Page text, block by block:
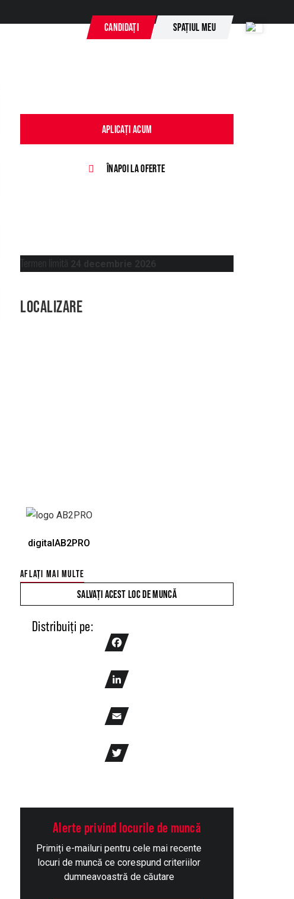
CANDIDAȚI SPAȚIUL MEU
APLICAȚI ACUM
ÎNAPOI LA OFERTE
Termen limită 24 decembrie 2026
LOCALIZARE
digitalAB2PRO
AFLAȚI MAI MULTE
SALVAȚI ACEST LOC DE MUNCĂ
Distribuiți pe:
Alerte privind locurile de muncă
Primiți e-mailuri pentru cele mai recente
locuri de muncă ce corespund criteriilor
dumneavoastră de căutare